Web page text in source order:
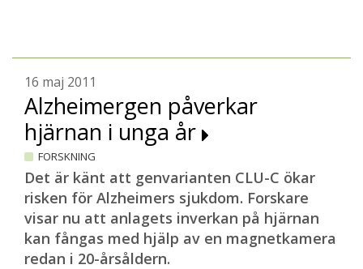
16 maj 2011
Alzheimergen påverkar
hjärnan i unga år
FORSKNING
Det är känt att genvarianten CLU-C ökar
risken för Alzheimers sjukdom. Forskare
visar nu att anlagets inverkan på hjärnan
kan fångas med hjälp av en magnetkamera
redan i 20-årsåldern.